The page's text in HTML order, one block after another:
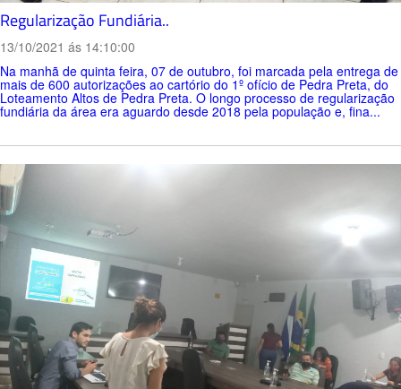
Regularização Fundiária..
13/10/2021 ás 14:10:00
Na manhã de quinta feira, 07 de outubro, foi marcada pela entrega de
mais de 600 autorizações ao cartório do 1º ofício de Pedra Preta, do
Loteamento Altos de Pedra Preta. O longo processo de regularização
fundiária da área era aguardo desde 2018 pela população e, fina...